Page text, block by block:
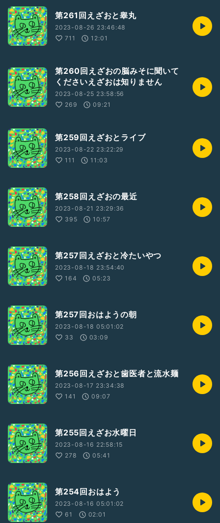
第261回えざおと睾丸
2023-08-26 23:46:48
711
12:01
第260回えざおの脳みそに聞いて
くださいえざおは知りません
2023-08-25 23:58:56
269
09:21
第259回えざおとライブ
2023-08-22 23:22:29
111
11:03
第258回えざおの最近
2023-08-21 23:29:36
395
10:57
第257回えざおと冷たいやつ
2023-08-18 23:54:40
164
05:23
第257回おはようの朝
2023-08-18 05:01:02
33
03:09
第256回えざおと歯医者と流水麺
2023-08-17 23:34:38
141
09:07
第255回えざお水曜日
2023-08-16 22:58:15
278
05:41
第254回おはよう
2023-08-16 05:01:02
61
02:01